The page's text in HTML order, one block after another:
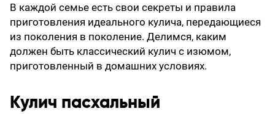
В каждой семье есть свои секреты и правила
приготовления идеального кулича, передающиеся
из поколения в поколение. Делимся, каким
должен быть классический кулич с изюмом,
приготовленный в домашних условиях.
Кулич пасхальный